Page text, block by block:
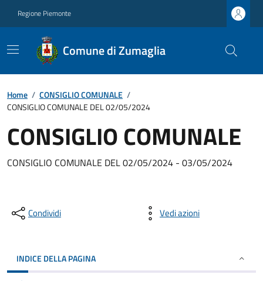
Regione Piemonte
Comune di Zumaglia
Home / CONSIGLIO COMUNALE /
CONSIGLIO COMUNALE DEL 02/05/2024
CONSIGLIO COMUNALE
CONSIGLIO COMUNALE DEL 02/05/2024 - 03/05/2024
Condividi Vedi azioni
INDICE DELLA PAGINA